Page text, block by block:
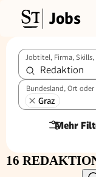
Jobs
Jobtitel, Firma,
Bundesland, Ort oder
Graz
Mehr
16